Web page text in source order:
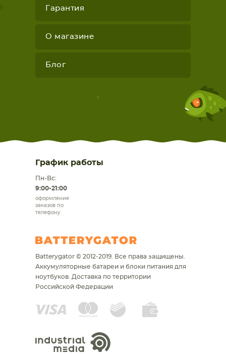
Гарантия
О магазине
Блог
График работы
Пн-Вс:
9:00-21:00
оформление
заказов по
телефону
Batterygator © 2012-2019. Все права защищены.
Аккумуляторные батареи и блоки питания для
ноутбуков. Доставка по территории
Российской Федерации